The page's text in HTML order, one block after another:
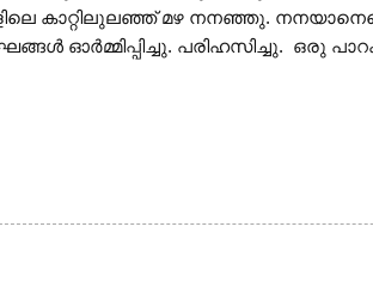
കാറ്റിലുലഞ്ഞ് മഴ നനഞ്ഞു.
ഓര്‍മ്മിപ്പിച്ചു. പരിഹസിച്ചു. ഒരു